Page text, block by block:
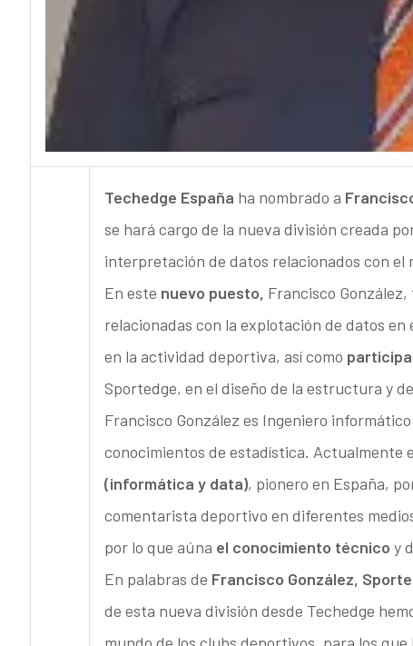
Techedge España ha nombrado a
se hará cargo de la nueva división creada
interpretación de datos relacionados con el
En este nuevo puesto, Francisco
relacionadas con la explotación de datos en
en la actividad deportiva, así como
Sportedge, en el diseño de la estructura y
Francisco González es Ingeniero
conocimientos de estadística. Actualmente
(informática y data), pionero en España,
comentarista deportivo en diferentes
por lo que aúna el conocimiento técnico y
En palabras de Francisco González,
de esta nueva división desde Techedge